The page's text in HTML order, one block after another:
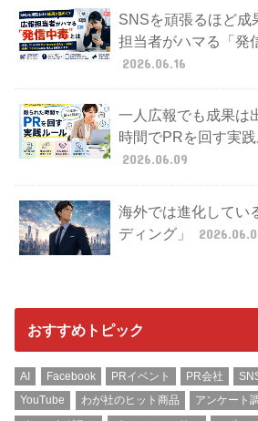
SNSを頑張るほど成
担当者がハマる「発
2026.06.16
一人広報でも成果は
時間でPRを回す実
2026.06.09
海外では進化してい
ディング」
おすすめトピック
AI Facebook PRイベント PR会社
YouTube
わが社のヒット商品 アンケート